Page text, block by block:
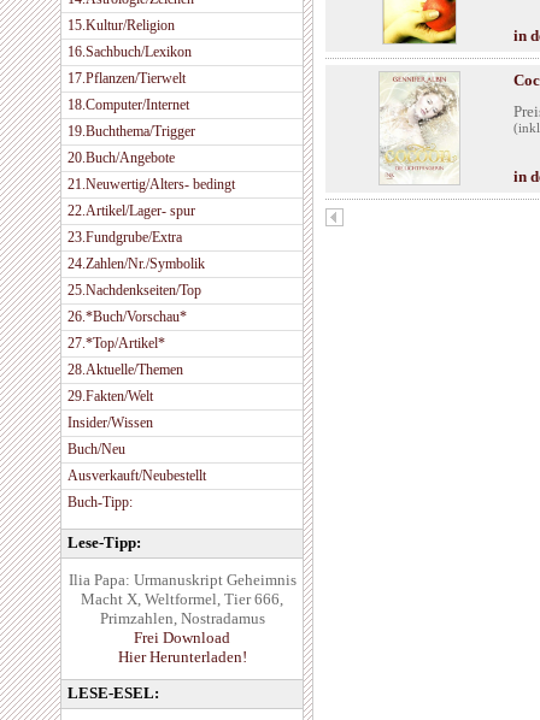
15.Kultur/Religion
16.Sachbuch/Lexikon
17.Pflanzen/Tierwelt
18.Computer/Internet
19.Buchthema/Trigger
20.Buch/Angebote
21.Neuwertig/Alters- bedingt
22.Artikel/Lager- spur
23.Fundgrube/Extra
24.Zahlen/Nr./Symbolik
25.Nachdenkseiten/Top
26.*Buch/Vorschau*
27.*Top/Artikel*
28.Aktuelle/Themen
29.Fakten/Welt
Insider/Wissen
Buch/Neu
Ausverkauft/Neubestellt
Buch-Tipp:
Lese-Tipp:
Ilia Papa: Urmanuskript Geheimnis
Macht X, Weltformel, Tier 666,
Primzahlen, Nostradamus
Frei Download
Hier Herunterladen!
LESE-ESEL:
in
in